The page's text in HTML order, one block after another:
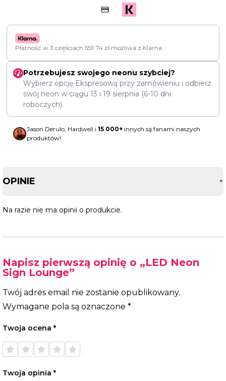
Płatność w 3 częściach 559.74 zł możliwa z Klarna.
Potrzebujesz swojego neonu szybciej?
Wybierz opcję Ekspresową przy zamówieniu i odbierz
swój neon w ciągu 13 i 19 sierpnia (6-10 dni
roboczych).
Jason Derulo, Hardwell i 15 000+ innych są fanami naszych
produktów!
OPINIE +
Na razie nie ma opinii o produkcie.
Napisz pierwszą opinię o „LED Neon
Sign Lounge”
Twój adres email nie zostanie opublikowany.
Wymagane pola są oznaczone *
Twoja ocena *
1 z 5
gwiazdek
2 z 5
gwiazdek
3 z 5
gwiazdek
4 z 5
gwiazdek
5 z 5
gwiazdek
Twoja opinia *